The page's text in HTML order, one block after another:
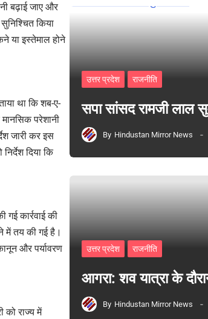
बढ़ाई जाए और
किया
या इस्तेमाल होने
था कि शब-ए-
परेशानी
जारी कर इस
दिया कि
गई कार्रवाई की
में तय की गई है।
और पर्यावरण
को राज्य में
उत्तर प्रदेश राजनीति
सपा सांसद रामजी लाल
By Hindustan Mirror News
उत्तर प्रदेश राजनीति
आगरा: शव यात्रा के
By Hindustan Mirror News